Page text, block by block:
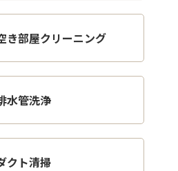
き部屋クリーニング
水管洗浄
クト清掃